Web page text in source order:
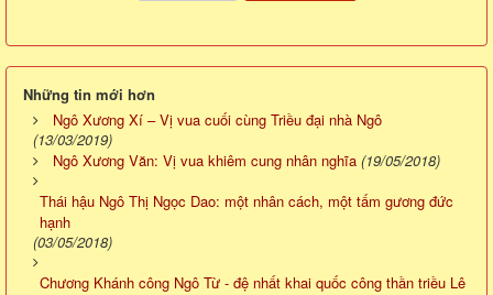
Những tin mới hơn
Ngô Xương Xí – Vị vua cuối cùng Triều đại nhà Ngô
(13/03/2019)
Ngô Xương Văn: Vị vua khiêm cung nhân nghĩa (19/05/2018)
Thái hậu Ngô Thị Ngọc Dao: một nhân cách, một tấm gương đức
hạnh
(03/05/2018)
Chương Khánh công Ngô Từ - đệ nhất khai quốc công thần triều Lê